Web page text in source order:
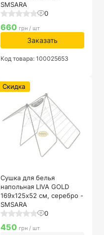
SMSARA
0
660 грн / шт
Заказать
Код товара: 100025653
Сушка для белья
напольная LIVA GOLD
169х125х52 см, серебро -
SMSARA
0
Скидка
450 грн / шт